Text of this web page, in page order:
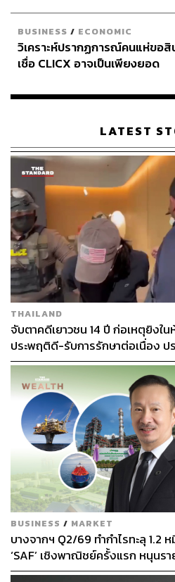
BUSINESS / ECONOMIC
วิเคราะห์ปรากฏการณ์คนแห่ขอสิ
เชื่อ CLICX อาจเป็นเพียงยอด
เรือนไทยที่ถูกซุกไว้
LATEST
THAILAND
จับตาคดีเยาวชน 14 ปี ก่อเหตุยิงใ
ประพฤติดี-รับการรักษาต่อเนื่อง ป
BUSINESS / MARKET
บางจากฯ Q2/69 ทำกำไรทะลุ 1.2
‘SAF’ เชิงพาณิชย์ครั้งแรก หนุนร
ล้าน